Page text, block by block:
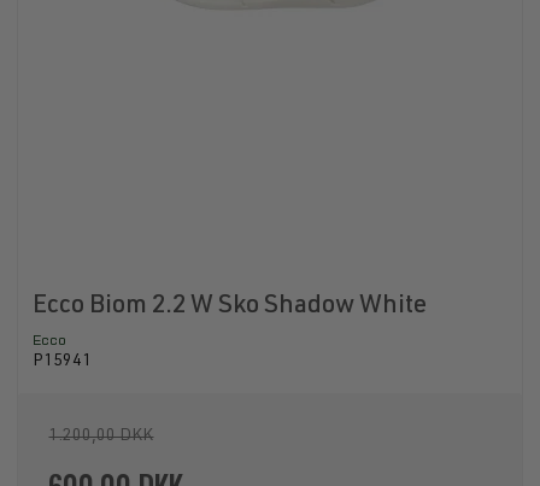
Ecco Biom 2.2 W Sko Shadow White
Ecco
P15941
1.200,00 DKK